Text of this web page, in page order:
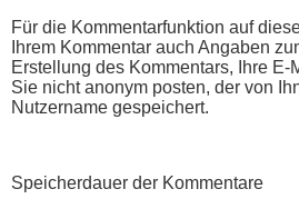
Für die Kommentarfunktion auf
Ihrem Kommentar auch Angaben
Erstellung des Kommentars, Ihre
Sie nicht anonym posten, der von
Nutzername gespeichert.
Speicherdauer der Kommentare